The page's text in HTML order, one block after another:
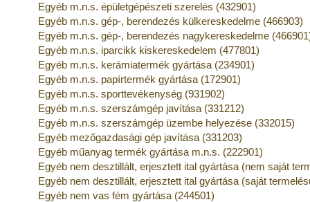
Egyéb m.n.s. épületgépészeti szerelés (432901)
Egyéb m.n.s. gép-, berendezés külkereskedelme (466903)
Egyéb m.n.s. gép-, berendezés nagykereskedelme
Egyéb m.n.s. iparcikk kiskereskedelem (477801)
Egyéb m.n.s. kerámiatermék gyártása (234901)
Egyéb m.n.s. papírtermék gyártása (172901)
Egyéb m.n.s. sporttevékenység (931902)
Egyéb m.n.s. szerszámgép javítása (331212)
Egyéb m.n.s. szerszámgép üzembe helyezése (332015)
Egyéb mezőgazdasági gép javítása (331203)
Egyéb műanyag termék gyártása m.n.s. (222901)
Egyéb nem desztillált, erjesztett ital gyártása (nem saját
Egyéb nem desztillált, erjesztett ital gyártása (saját
Egyéb nem vas fém gyártása (244501)